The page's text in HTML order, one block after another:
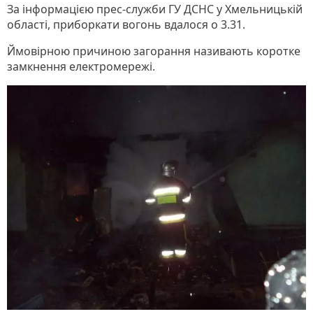
За інформацією прес-служби ГУ ДСНС у Хмельницькій
області, приборкати вогонь вдалося о 3.31.
Ймовірною причиною загорання називають коротке
замкнення електромережі.